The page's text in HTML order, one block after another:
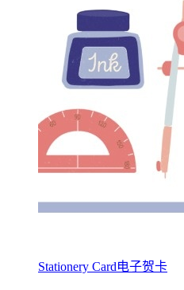
Stationery Card电子贺卡